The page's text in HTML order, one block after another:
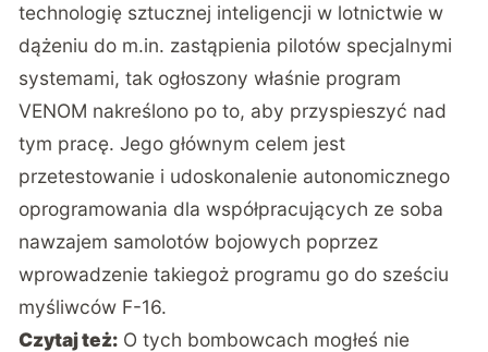
technologię sztucznej inteligencji w lotnictwie w
dążeniu do m.in. zastąpienia pilotów specjalnymi
systemami, tak ogłoszonywłaśnie program
VENOM nakreślono po to, aby przyspieszyć nad
tym pracę. Jego głównym celem jest
przetestowanie i udoskonalenie autonomicznego
oprogramowania dla współpracujących ze soba
nawzajem samolotów bojowych poprzez
wprowadzenie takiegoż programu go do sześciu
myśliwców F-16.
Czytaj też: O tych bombowcach mogłeś nie